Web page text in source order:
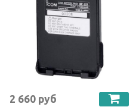
2 660 руб